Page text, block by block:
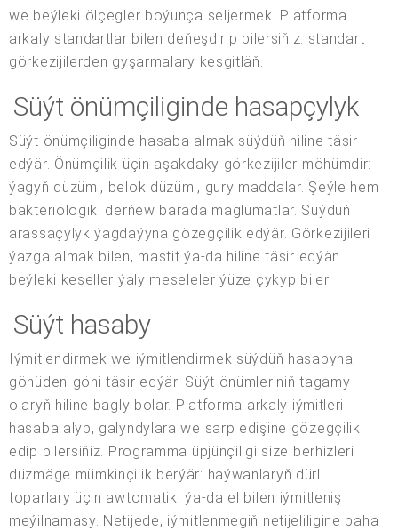
we beýleki ölçegler boýunça seljermek. Platforma
arkaly standartlar bilen deňeşdirip bilersiňiz: standart
görkezijilerden gyşarmalary kesgitläň.
Süýt önümçiliginde hasapçylyk
Süýt önümçiliginde hasaba almak süýdüň hiline täsir
edýär. Önümçilik üçin aşakdaky görkezijiler möhümdir:
ýagyň düzümi, belok düzümi, gury maddalar. Şeýle hem
bakteriologiki derňew barada maglumatlar. Süýdüň
arassaçylyk ýagdaýyna gözegçilik edýär. Görkezijileri
ýazga almak bilen, mastit ýa-da hiline täsir edýän
beýleki keseller ýaly meseleler ýüze çykyp biler.
Süýt hasaby
Iýmitlendirmek we iýmitlendirmek süýdüň hasabyna
gönüden-göni täsir edýär. Süýt önümleriniň tagamy
olaryň hiline bagly bolar. Platforma arkaly iýmitleri
hasaba alyp, galyndylara we sarp edişine gözegçilik
edip bilersiňiz. Programma üpjünçiligi size berhizleri
düzmäge mümkinçilik berýär: haýwanlaryň dürli
toparlary üçin awtomatiki ýa-da el bilen iýmitleniş
meýilnamasy. Netijede, iýmitlenmegiň netijeliligine baha